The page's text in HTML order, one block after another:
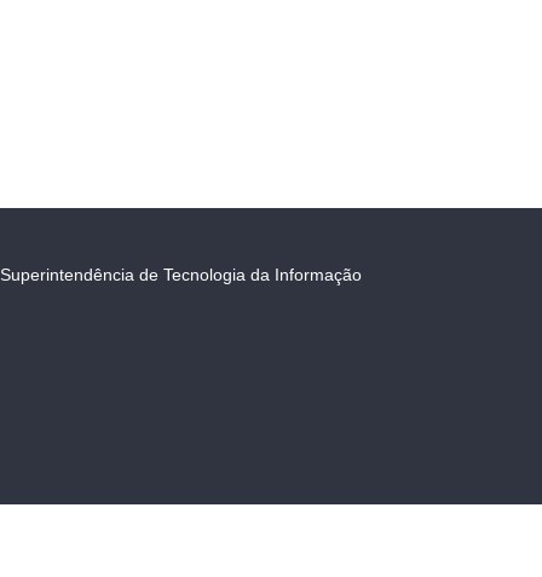
Superintendência de Tecnologia da Informação